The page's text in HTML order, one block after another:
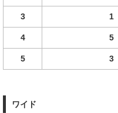
3 1
4 5
5 3
ワイド